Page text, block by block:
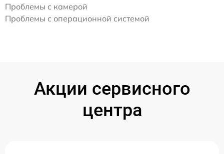
Проблемы с камерой
Проблемы с операционной системой
Акции сервисного
центра